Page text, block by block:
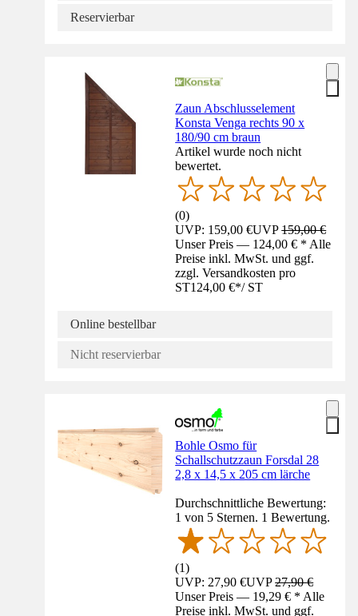
Reservierbar
Zaun Abschlusselement
Konsta Venga rechts 90 x
180/90 cm braun
Artikel wurde noch nicht
bewertet.
(0)
UVP: 159,00 €UVP159,00 €
Unser Preis — 124,00 € * Alle
Preise inkl. MwSt. und ggf.
zzgl. Versandkosten pro
ST124,00 €*/ ST
Online bestellbar
Nicht reservierbar
Bohle Osmo für
Schallschutzzaun Forsdal 28
2,8 x 14,5 x 205 cm lärche
Durchschnittliche Bewertung:
1 von 5 Sternen. 1 Bewertung.
(1)
UVP: 27,90 €UVP27,90 €
Unser Preis — 19,29 € * Alle
Preise inkl. MwSt. und ggf.